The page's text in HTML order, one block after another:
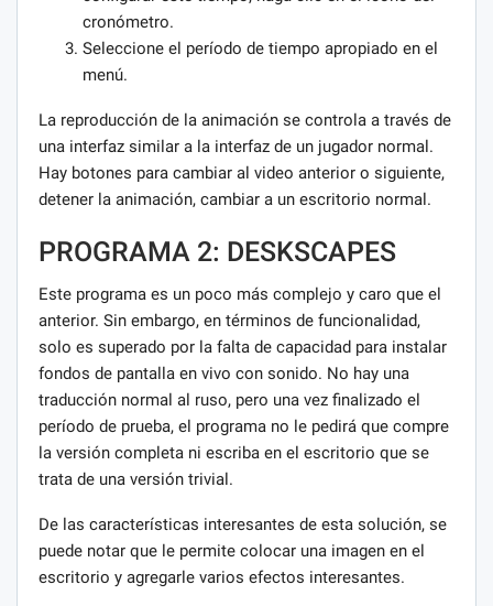
cronómetro.
Seleccione el período de tiempo apropiado en el
menú.
La reproducción de la animación se controla a través de
una interfaz similar a la interfaz de un jugador normal.
Hay botones para cambiar al video anterior o siguiente,
detener la animación, cambiar a un escritorio normal.
PROGRAMA 2: DESKSCAPES
Este programa es un poco más complejo y caro que el
anterior. Sin embargo, en términos de funcionalidad,
solo es superado por la falta de capacidad para instalar
fondos de pantalla en vivo con sonido. No hay una
traducción normal al ruso, pero una vez finalizado el
período de prueba, el programa no le pedirá que compre
la versión completa ni escriba en el escritorio que se
trata de una versión trivial.
De las características interesantes de esta solución, se
puede notar que le permite colocar una imagen en el
escritorio y agregarle varios efectos interesantes.